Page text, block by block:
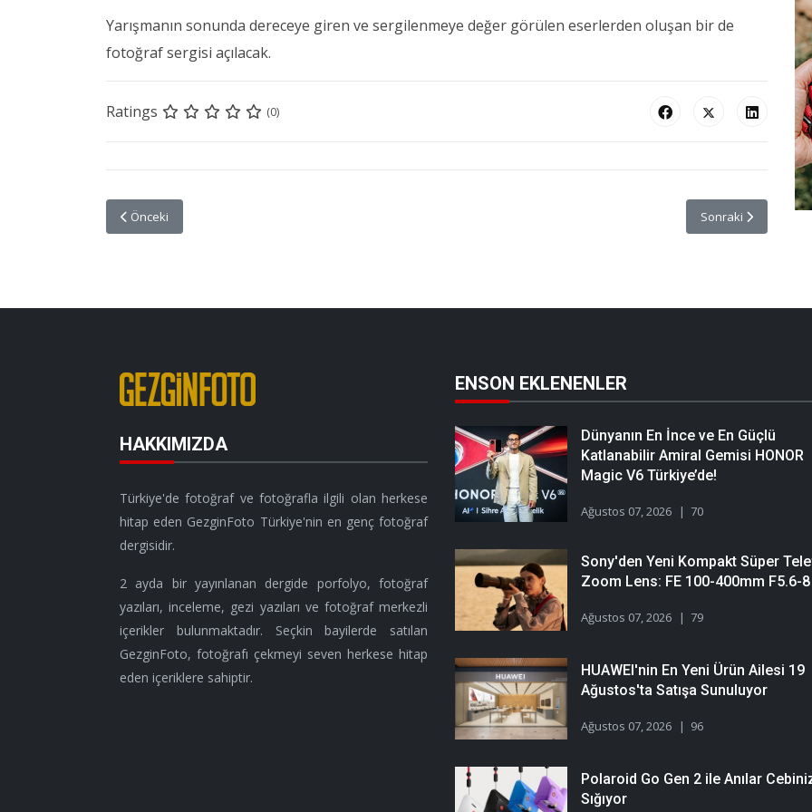
Yarışmanın sonunda dereceye giren ve sergilenmeye değer görülen eserlerden oluşan bir de
fotoğraf sergisi açılacak.
Ratings (0)
Önceki makale: Nikon Yeni Yıla Özel Geri Ödeme Kampanyası Başlattı
Önceki Sonraki makale:
Sonraki
HAKKIMIZDA
Türkiye'de fotoğraf ve fotoğrafla ilgili olan herkese
hitap eden GezginFoto Türkiye'nin en genç fotoğraf
dergisidir.
2 ayda bir yayınlanan dergide porfolyo, fotoğraf
yazıları, inceleme, gezi yazıları ve fotoğraf merkezli
içerikler bulunmaktadır. Seçkin bayilerde satılan
GezginFoto, fotoğrafı çekmeyi seven herkese hitap
eden içeriklere sahiptir.
ENSON EKLENENLER
Dünyanın En İnce ve En Güçlü
Katlanabilir Amiral Gemisi HONOR
Magic V6 Türkiye’de!
Ağustos 07, 2026 70
Sony'den Yeni Kompakt Süper
Zoom Lens: FE 100-400mm F5.6-8
Ağustos 07, 2026 79
HUAWEI'nin En Yeni Ürün Ailesi 19
Ağustos'ta Satışa Sunuluyor
Ağustos 07, 2026 96
Polaroid Go Gen 2 ile Anılar
Sığıyor